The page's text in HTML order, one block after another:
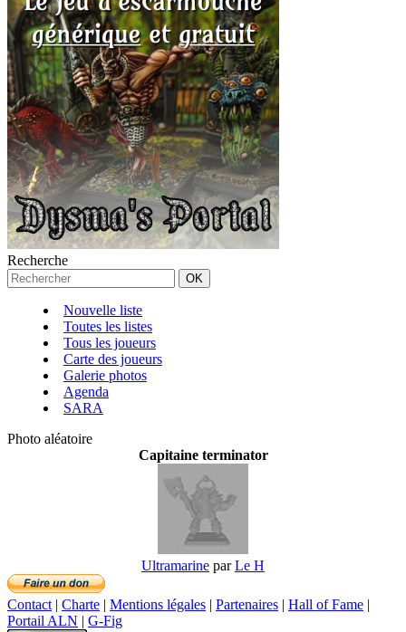
Recherche
Nouvelle liste
Toutes les listes
Tous les joueurs
Carte des joueurs
Galerie photos
Agenda
SARA
Photo aléatoire
Capitaine terminator
Ultramarine parLe H
Contact | Charte | Mentions légales | Partenaires | Hall of Fame |
Portail ALN | G-Fig